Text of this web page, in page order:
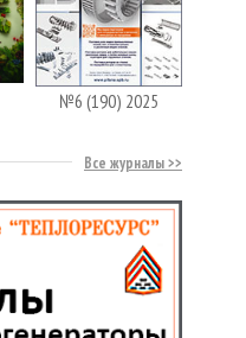
№6 (190) 2025
Все журналы